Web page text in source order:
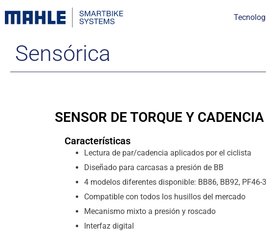
Sensórica
SENSOR DE TORQUE Y CADENCIA
Características
Lectura de par/cadencia aplicados por el ciclista
Diseñado para carcasas a presión de BB
4 modelos diferentes disponible: BB86, BB92, PF46-
Compatible con todos los husillos del mercado
Mecanismo mixto a presión y roscado
Interfaz digital